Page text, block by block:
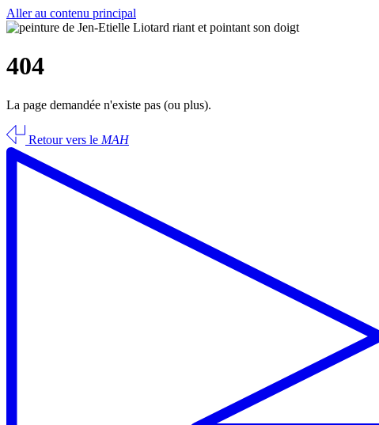
Aller au contenu principal
404
La page demandée n'existe pas (ou plus).
Retour vers le MAH